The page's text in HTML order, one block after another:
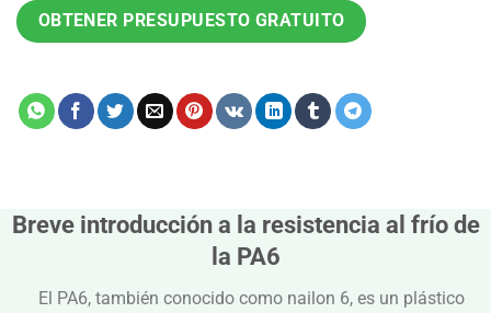
OBTENER PRESUPUESTO GRATUITO
Breve introducción a la resistencia al frío de
la PA6
El PA6, también conocido como nailon 6, es un plástico